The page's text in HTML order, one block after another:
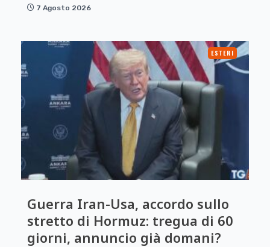
7 Agosto 2026
ESTERI
Guerra Iran-Usa, accordo sullo
stretto di Hormuz: tregua di 60
giorni, annuncio già domani?